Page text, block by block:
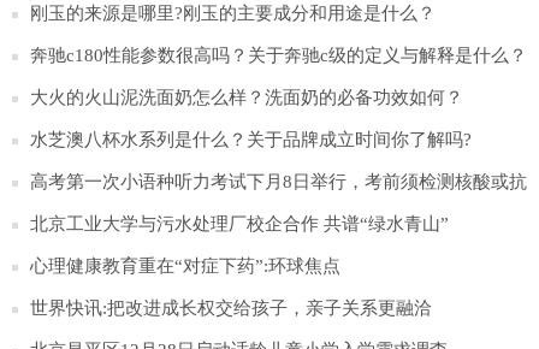
刚玉的来源是哪里?刚玉的主要成分和用途是什么？
奔驰c180性能参数很高吗？关于奔驰c级的定义与解释是什么？
大火的火山泥洗面奶怎么样？洗面奶的必备功效如何？
水芝澳八杯水系列是什么？关于品牌成立时间你了解吗?
高考第一次小语种听力考试下月8日举行，考前须检测核酸或抗
原
北京工业大学与污水处理厂校企合作 共谱“绿水青山”
心理健康教育重在“对症下药”:环球焦点
世界快讯:把改进成长权交给孩子，亲子关系更融洽